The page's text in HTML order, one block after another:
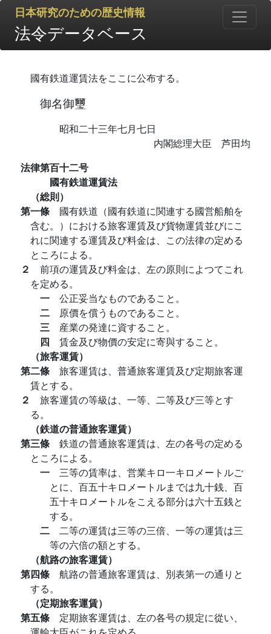
日本研究のための歴史情報
法令データベース
國有鉄道運賃法をここに公布する。
御名御璽
昭和二十三年七月七日
内閣総理大臣 芦田均
法律第百十二号
國有鉄道運賃法
（総則）
第一條 國有鉄道（國有鉄道に関連する國営船舶を
含む。）における旅客運賃及び貨物運賃並びにこ
れに関連する運賃及び料金は、この法律の定める
ところによる。
２ 前項の運賃及び料金は、左の原則によつてこれ
を定める。
一 公正妥当なものであること。
二 原價を償うものであること。
三 産業の発達に資すること。
四 賃金及び物價の安定に寄與すること。
（旅客運賃）
第二條 旅客運賃は、普通旅客運賃及び定期旅客運
賃とする。
２ 旅客運賃の等級は、一等、二等及び三等とす
る。
（鉄道の普通旅客運賃）
第三條 鉄道の普通旅客運賃は、左の各号の定める
ところによる。
一 三等の賃率は、営業キロ一キロメートルご
とに、百五十キロメートルまでは九十銭、百
五十キロメートルをこえる部分は六十五銭と
する。
二 二等の運賃は三等の三倍、一等の運賃は三
等の六倍の額とする。
（航路の旅客運賃）
第四條 航路の普通旅客運賃は、別表第一の通りと
する。
（定期旅客運賃）
第五條 定期旅客運賃は、左の各号の規定に從い、